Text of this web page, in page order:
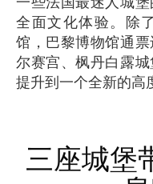
全面文化体验。除
馆，巴黎博物馆通
尔赛宫、枫丹白露
提升到一个全新的高
三座城堡带您穿越到法国